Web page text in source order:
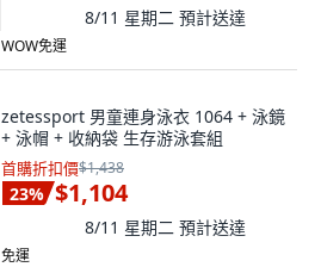
8/11 星期二 預計送達
WOW免運
zetessport 男童連身泳衣 1064 + 泳鏡
+ 泳帽 + 收納袋 生存游泳套組
首購折扣價$1,438
23% $1,104
8/11 星期二 預計送達
免運